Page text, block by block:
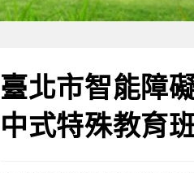
臺北市智能障
中式特殊教育